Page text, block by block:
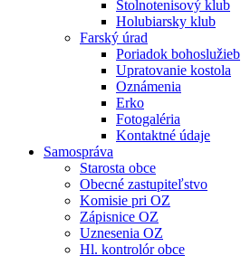
Stolnotenisový klub
Holubiarsky klub
Farský úrad
Poriadok bohoslužieb
Upratovanie kostola
Oznámenia
Erko
Fotogaléria
Kontaktné údaje
Samospráva
Starosta obce
Obecné zastupiteľstvo
Komisie pri OZ
Zápisnice OZ
Uznesenia OZ
Hl. kontrolór obce